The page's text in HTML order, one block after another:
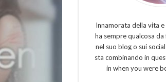
Innamorata della vita
ha sempre qualcosa
nel suo blog o sui
sta combinando in
in when you were